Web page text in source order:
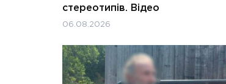
стереотипів. Відео
06.08.2026